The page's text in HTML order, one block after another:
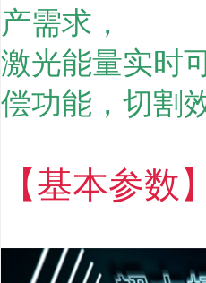
产需求，
激光能量实时
偿功能，切割
【基本参数